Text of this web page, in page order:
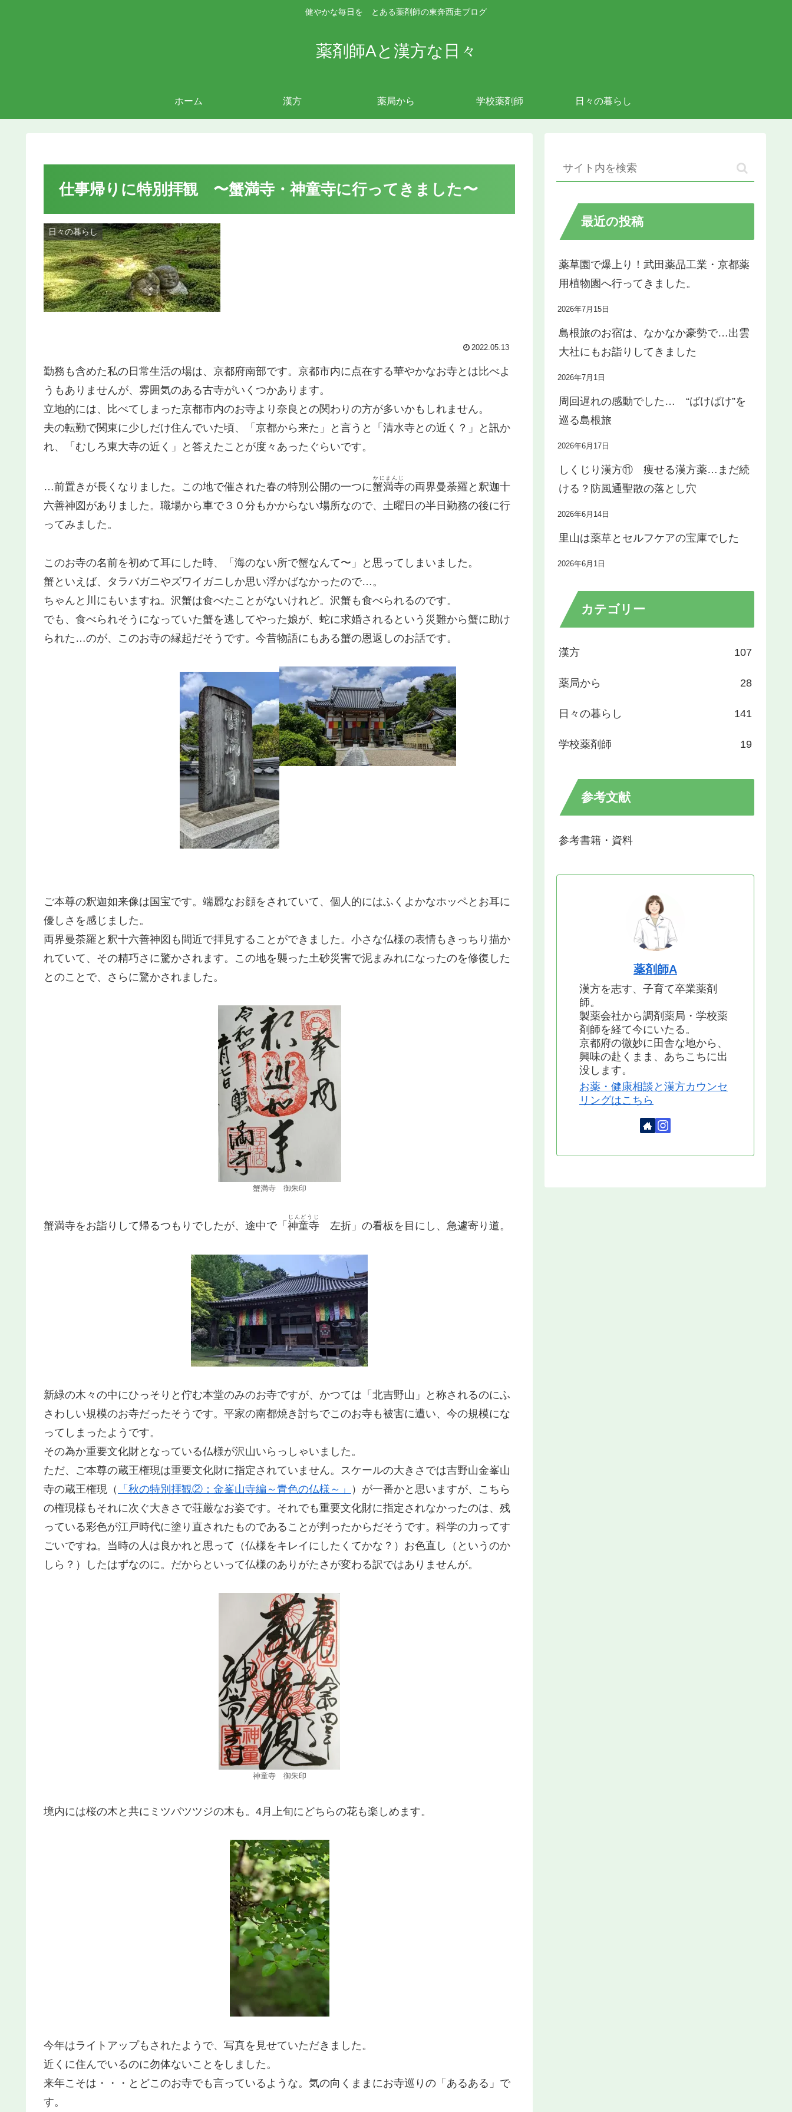
健やかな毎日を とある薬剤師の東奔西走ブログ
薬剤師Aと漢方な日々
ホーム 漢方 薬局から 学校薬剤師 日々の暮らし
仕事帰りに特別拝観 〜蟹満寺・神童寺に行ってきました〜
日々の暮らし
2022.05.13
勤務も含めた私の日常生活の場は、京都府南部です。京都市内に点在する華やかなお寺とは比べよ
うもありませんが、雰囲気のある古寺がいくつかあります。
立地的には、比べてしまった京都市内のお寺より奈良との関わりの方が多いかもしれません。
夫の転勤で関東に少しだけ住んでいた頃、「京都から来た」と言うと「清水寺との近く？」と訊か
れ、「むしろ東大寺の近く」と答えたことが度々あったぐらいです。
…前置きが長くなりました。この地で催された春の特別公開の一つに蟹満寺
かにまんじ
の両界曼荼羅と釈迦十
六善神図がありました。職場から車で３０分もかからない場所なので、土曜日の半日勤務の後に行
ってみました。
このお寺の名前を初めて耳にした時、「海のない所で蟹なんて〜」と思ってしまいました。
蟹といえば、タラバガニやズワイガニしか思い浮かばなかったので…。
ちゃんと川にもいますね。沢蟹は食べたことがないけれど。沢蟹も食べられるのです。
でも、食べられそうになっていた蟹を逃してやった娘が、蛇に求婚されるという災難から蟹に助け
られた…のが、このお寺の縁起だそうです。今昔物語にもある蟹の恩返しのお話です。
ご本尊の釈迦如来像は国宝です。端麗なお顔をされていて、個人的にはふくよかなホッペとお耳に
優しさを感じました。
両界曼荼羅と釈十六善神図も間近で拝見することができました。小さな仏様の表情もきっちり描か
れていて、その精巧さに驚かされます。この地を襲った土砂災害で泥まみれになったのを修復した
とのことで、さらに驚かされました。
蟹満寺 御朱印
蟹満寺をお詣りして帰るつもりでしたが、途中で「 神童寺
じんどうじ
左折」の看板を目にし、急遽寄り道。
新緑の木々の中にひっそりと佇む本堂のみのお寺ですが、かつては「北吉野山」と称されるのにふ
さわしい規模のお寺だったそうです。平家の南都焼き討ちでこのお寺も被害に遭い、今の規模にな
ってしまったようです。
その為か重要文化財となっている仏様が沢山いらっしゃいました。
ただ、ご本尊の蔵王権現は重要文化財に指定されていません。スケールの大きさでは吉野山金峯山
寺の蔵王権現（
「秋の特別拝観②：金峯山寺編～青色の仏様～」
）が一番かと思いますが、こちら
の権現様もそれに次ぐ大きさで荘厳なお姿です。それでも重要文化財に指定されなかったのは、残
っている彩色が江戸時代に塗り直されたものであることが判ったからだそうです。科学の力ってす
ごいですね。当時の人は良かれと思って（仏様をキレイにしたくてかな？）お色直し（というのか
しら？）したはずなのに。だからといって仏様のありがたさが変わる訳ではありませんが。
神童寺 御朱印
境内には桜の木と共にミツバツツジの木も。4月上旬にどちらの花も楽しめます。
今年はライトアップもされたようで、写真を見せていただきました。
近くに住んでいるのに勿体ないことをしました。
来年こそは・・・とどこのお寺でも言っているような。気の向くままにお寺巡りの「あるある」で
す。
最近の投稿
薬草園で爆上り！武田薬品工業・京都薬
用植物園へ行ってきました。
2026年7月15日
島根旅のお宿は、なかなか豪勢で…出雲
大社にもお詣りしてきました
2026年7月1日
周回遅れの感動でした… “ばけばけ”を
巡る島根旅
2026年6月17日
しくじり漢方⑪ 痩せる漢方薬…まだ続
ける？防風通聖散の落とし穴
2026年6月14日
里山は薬草とセルフケアの宝庫でした
2026年6月1日
カテゴリー
漢方 107
薬局から 28
日々の暮らし 141
学校薬剤師 19
参考文献
参考書籍・資料
薬剤師A
漢方を志す、子育て卒業薬剤
師。
製薬会社から調剤薬局・学校薬
剤師を経て今にいたる。
京都府の微妙に田舎な地から、
興味の赴くまま、あちこちに出
没します。
お薬・健康相談と漢方カウンセ
リングはこちら